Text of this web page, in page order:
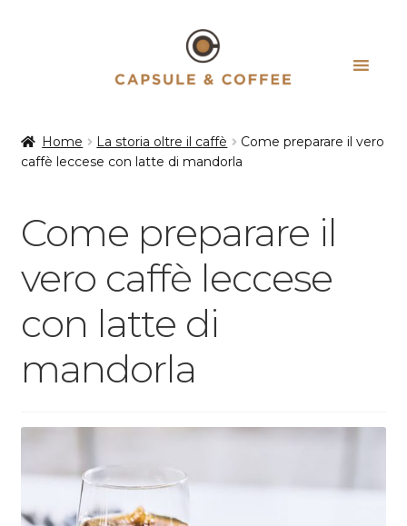
Home La storia oltre il caffè
Come preparare il vero
caffè leccese con latte di mandorla
Come preparare il
vero caffè leccese
con latte di
mandorla